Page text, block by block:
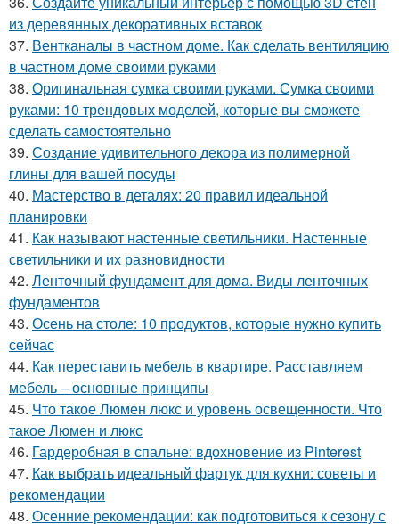
из деревянных декоративных вставок
37. Вентканалы в частном доме. Как сделать вентиляцию
в частном доме своими руками
38. Оригинальная сумка своими руками. Сумка своими
руками: 10 трендовых моделей, которые вы сможете
сделать самостоятельно
39. Создание удивительного декора из полимерной
глины для вашей посуды
40. Мастерство в деталях: 20 правил идеальной
планировки
41. Как называют настенные светильники. Настенные
светильники и их разновидности
42. Ленточный фундамент для дома. Виды ленточных
фундаментов
43. Осень на столе: 10 продуктов, которые нужно купить
сейчас
44. Как переставить мебель в квартире. Расставляем
мебель – основные принципы
45. Что такое Люмен люкс и уровень освещенности. Что
такое Люмен и люкс
46. Гардеробная в спальне: вдохновение из Pinterest
47. Как выбрать идеальный фартук для кухни: советы и
рекомендации
48. Осенние рекомендации: как подготовиться к сезону с